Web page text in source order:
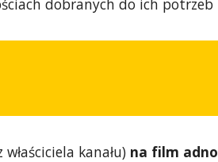
dobranych do ich potrzeb
właściciela kanału) na film